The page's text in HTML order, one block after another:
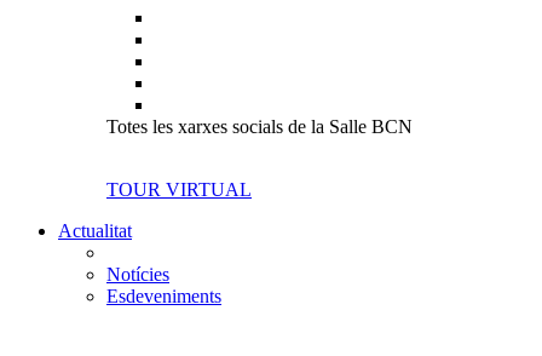
Totes les xarxes socials de la Salle BCN
TOUR VIRTUAL
Actualitat
Notícies
Esdeveniments